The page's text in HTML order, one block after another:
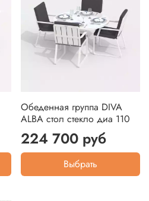
Обеденная группа DIVA
ALBA стол стекло диа 110
224 700 руб
Выбрать